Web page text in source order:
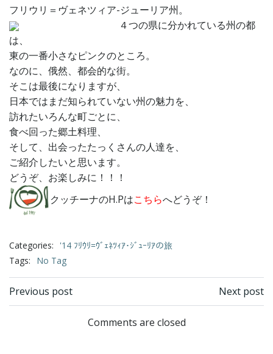
フリウリ＝ヴェネツィア-ジューリア州。
４つの県に分かれている州の都
は、
東の一番小さなピンクのところ。
なのに、俄然、都会的な街。
そこは最後になりますが、
日本ではまだ知られていない州の魅力を、
訪れたいろんな町ごとに、
食べ回った郷土料理、
そして、出会ったたっくさんの人達を、
ご紹介したいと思います。
どうぞ、お楽しみに！！！
クッチーナのH.Pはこちらへどうぞ！
Categories:
'14 ﾌﾘｳﾘ=ｳﾞｪﾈﾂｨｱ･ｼﾞｭｰﾘｱの旅
Tags:
No Tag
Post
navigation
Previous post
navigation
Next post
Comments are closed